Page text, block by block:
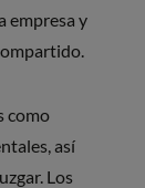
empresa y
como
así
Los